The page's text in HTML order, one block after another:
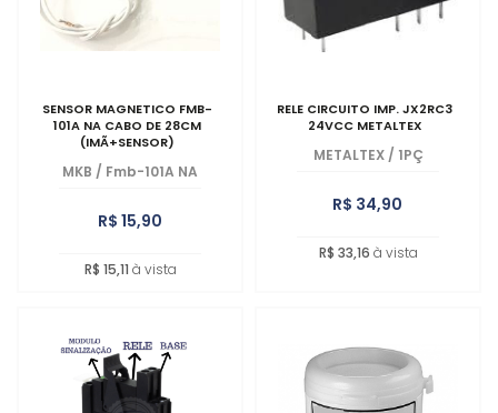
SENSOR MAGNETICO FMB-
101A NA CABO DE 28CM
(IMÃ+SENSOR)
MKB / Fmb-101A NA
R$ 15,90
R$ 15,11 à vista
RELE CIRCUITO IMP. JX2RC3
24VCC METALTEX
METALTEX / 1PÇ
R$ 34,90
R$ 33,16 à vista